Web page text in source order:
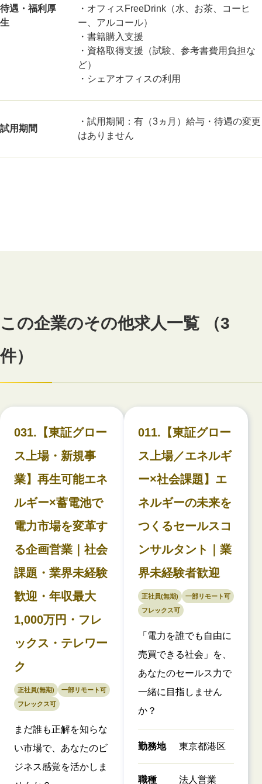
待遇・福利厚
生
・オフィスFreeDrink（水、お茶、コーヒ
ー、アルコール）
・書籍購入支援
・資格取得支援（試験、参考書費用負担な
ど）
・シェアオフィスの利用
試用期間
・試用期間：有（3ヵ月）給与・待遇の変更
はありません
この企業のその他求人一覧 （3
件）
031.【東証グロー
ス上場・新規事
業】再生可能エネ
ルギー×蓄電池で
電力市場を変革す
る企画営業｜社会
課題・業界未経験
歓迎・年収最大
1,000万円・フレ
ックス・テレワー
ク
正社員(無期)
一部リモート可
フレックス可
まだ誰も正解を知らな
い市場で、あなたのビ
ジネス感覚を活かしま
011.【東証グロー
ス上場／エネルギ
ー×社会課題】エ
ネルギーの未来を
つくるセールスコ
ンサルタント｜業
界未経験者歓迎
正社員(無期)
一部リモート可
フレックス可
「電力を誰でも自由に
売買できる社会」を、
あなたのセールス力で
一緒に目指しません
か？
勤務地 東京都港区
職種 法人営業